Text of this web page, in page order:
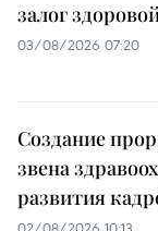
залог
03/08/2026 07:20
Создание
звена
развития